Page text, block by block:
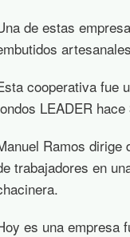
de estas
cooperativa fue
LEADER hace
Ramos dirige
trabajadores en
es una empresa